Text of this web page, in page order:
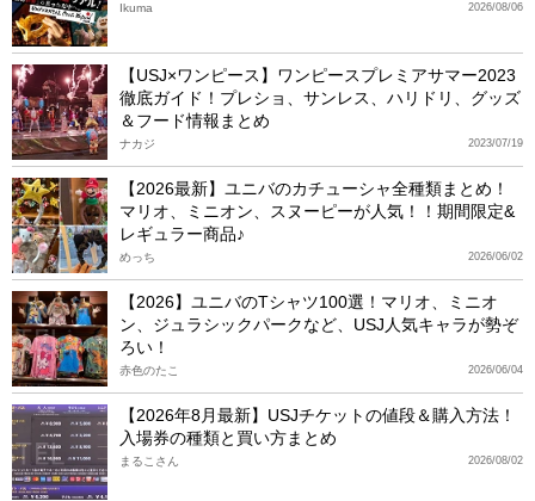
2026/08/06
Ikuma
【USJ×ワンピース】ワンピースプレミアサマー2023
徹底ガイド！プレショ、サンレス、ハリドリ、グッズ
＆フード情報まとめ
2023/07/19
ナカジ
【2026最新】ユニバのカチューシャ全種類まとめ！
マリオ、ミニオン、スヌーピーが人気！！期間限定&
レギュラー商品♪
2026/06/02
めっち
【2026】ユニバのTシャツ100選！マリオ、ミニオ
ン、ジュラシックパークなど、USJ人気キャラが勢ぞ
ろい！
2026/06/04
赤色のたこ
【2026年8月最新】USJチケットの値段＆購入方法！
入場券の種類と買い方まとめ
2026/08/02
まるこさん